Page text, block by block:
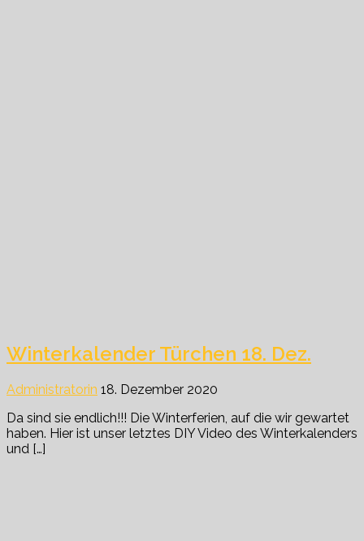
Winterkalender Türchen 18. Dez.
Administratorin 18. Dezember 2020
Da sind sie endlich!!! Die Winterferien, auf die wir gewartet
haben. Hier ist unser letztes DIY Video des Winterkalenders
und […]